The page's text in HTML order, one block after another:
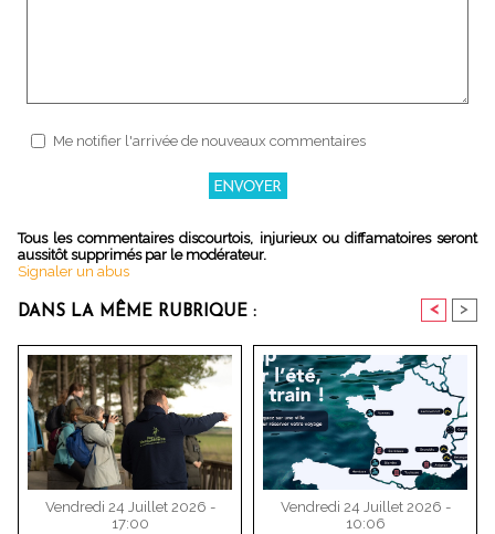
Me notifier l'arrivée de nouveaux commentaires
Tous les commentaires discourtois, injurieux ou diffamatoires seront
aussitôt supprimés par le modérateur.
Signaler un abus
DANS LA MÊME RUBRIQUE : < >
Vendredi 24 Juillet 2026 -
17:00
Vendredi 24 Juillet 2026 -
10:06